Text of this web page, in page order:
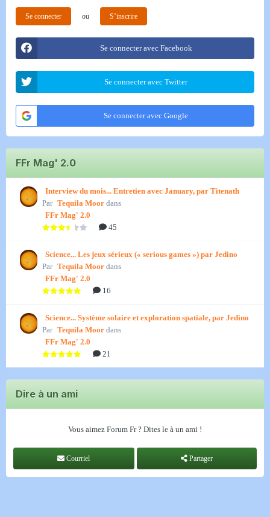
Se connecter ou S’inscrire
Se connecter avec Facebook
Se connecter avec Twitter
Se connecter avec Google
FFr Mag' 2.0
Interview du mois... Entretien avec January, par Titenath
Par Tequila Moor dans
FFr Mag' 2.0
45
Science... Les jeux sérieux (« serious games ») par Jedino
Par Tequila Moor dans
FFr Mag' 2.0
16
Science... Système solaire et exploration spatiale, par Jedino
Par Tequila Moor dans
FFr Mag' 2.0
21
Dire à un ami
Vous aimez Forum Fr ? Dites le à un ami !
Courriel Partager